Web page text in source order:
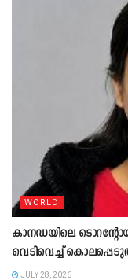
WORLD
കാനഡയിലെ
വെടിവെച്ച്
JULY 28, 2026